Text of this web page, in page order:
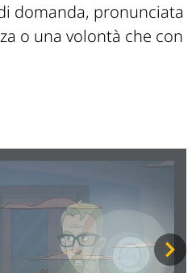
domanda, pronunciata
o una volontà che con